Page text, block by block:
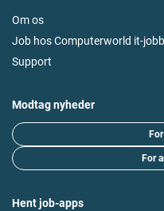
Om os
Job hos Computerworld it-
Support
Modtag nyheder
For
Hent job-apps